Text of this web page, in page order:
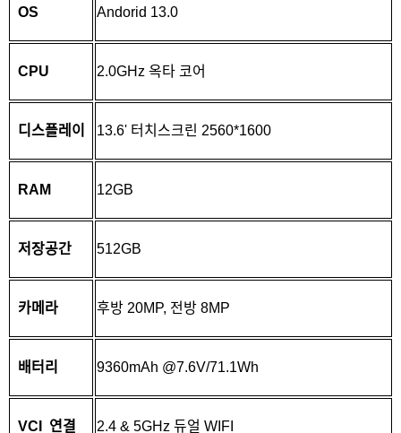
OS Andorid 13.0
CPU 2.0GHz 옥타 코어
디스플레이 13.6' 터치스크린 2560*1600
RAM 12GB
저장공간 512GB
카메라 후방 20MP, 전방 8MP
배터리 9360mAh @7.6V/71.1Wh
VCI 연결 2.4 & 5GHz 듀얼 WIFI